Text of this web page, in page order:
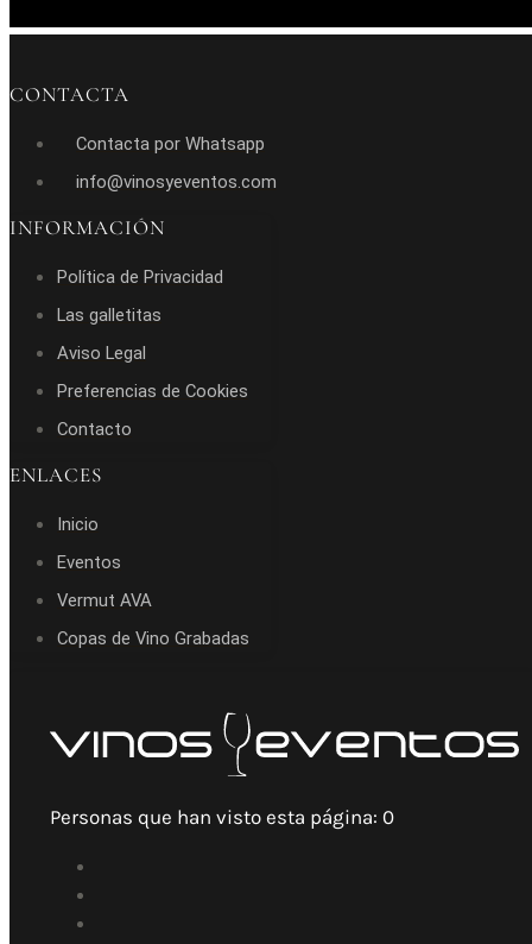
CONTACTA
Contacta por Whatsapp
info@vinosyeventos.com
INFORMACIÓN
Política de Privacidad
Las galletitas
Aviso Legal
Preferencias de Cookies
Contacto
ENLACES
Inicio
Eventos
Vermut AVA
Copas de Vino Grabadas
Personas que han visto esta página: 0